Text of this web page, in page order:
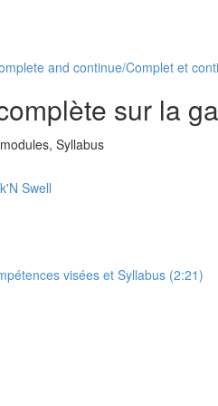
and continue/Complet et
sur la
Syllabus
Swell
visées et Syllabus (2:21)